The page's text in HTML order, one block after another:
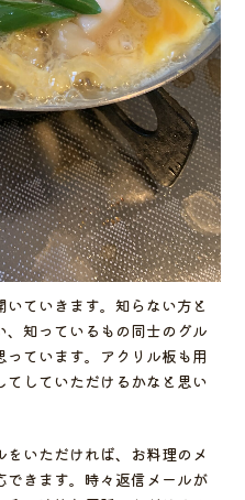
ていきます。知らない方と
知っているもの同士のグル
ています。アクリル板も用
していただけるかなと思い
いただければ、お料理のメ
できます。時々返信メールが